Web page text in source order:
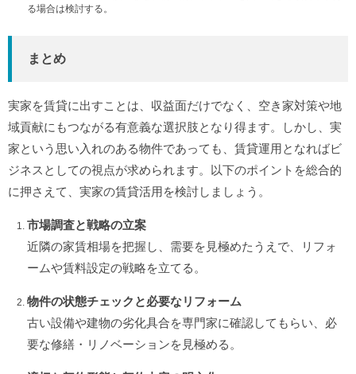
る場合は検討する。
まとめ
実家を賃貸に出すことは、収益面だけでなく、空き家対策や地
域貢献にもつながる有意義な選択肢となり得ます。しかし、実
家という思い入れのある物件であっても、賃貸運用となればビ
ジネスとしての視点が求められます。以下のポイントを総合的
に押さえて、実家の賃貸活用を検討しましょう。
市場調査と戦略の立案
近隣の家賃相場を把握し、需要を見極めたうえで、リフォ
ームや賃料設定の戦略を立てる。
物件の状態チェックと必要なリフォーム
古い設備や建物の劣化具合を専門家に確認してもらい、必
要な修繕・リノベーションを見極める。